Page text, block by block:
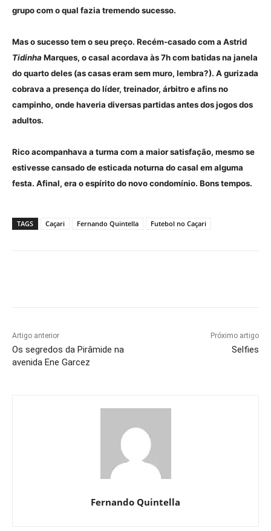
grupo com o qual fazia tremendo sucesso.
Mas o sucesso tem o seu preço. Recém-casado com a Astrid
TidinhaMarques, o casal acordava às 7h com batidas na janela
do quarto deles (as casas eram sem muro, lembra?). A gurizada
cobrava a presença do líder, treinador, árbitro e afins no
campinho, onde haveria diversas partidas antes dos jogos dos
adultos.
Rico acompanhava a turma com a maior satisfação, mesmo se
estivesse cansado de esticada noturna do casal em alguma
festa. Afinal, era o espírito do novo condomínio. Bons tempos.
TAGS Caçari Fernando Quintella Futebol no Caçari
Artigo anterior
Os segredos da Pirâmide na
avenida Ene Garcez
Próximo artigo
Selfies
Fernando Quintella